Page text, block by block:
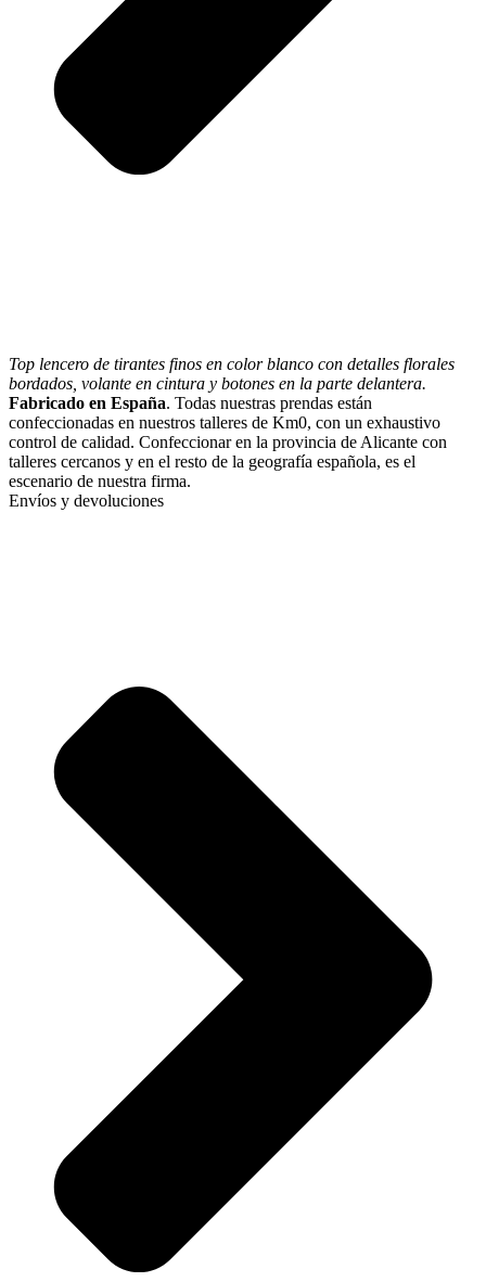
Top lencero de tirantes finos en color blanco con detalles florales
bordados, volante en cintura y botones en la parte delantera.
Fabricado en España. Todas nuestras prendas están
confeccionadas en nuestros talleres de Km0, con un exhaustivo
control de calidad. Confeccionar en la provincia de Alicante con
talleres cercanos y en el resto de la geografía española, es el
escenario de nuestra firma.
Envíos y devoluciones